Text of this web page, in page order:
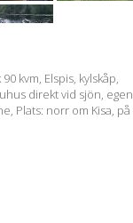
kvm, Elspis, kylskåp,
direkt vid sjön, egen
Plats: norr om Kisa, på